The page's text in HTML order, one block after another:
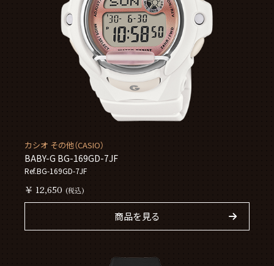
カシオ その他（CASIO）
BABY-G BG-169GD-7JF
Ref.BG-169GD-7JF
￥ 12,650 (税込)
商品を見る